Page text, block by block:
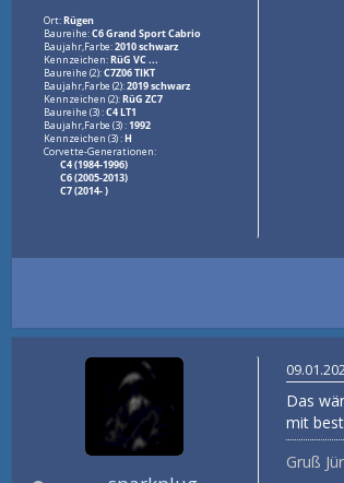
Ort:Rügen
Baureihe:C6 Grand Sport Cabrio
Baujahr,Farbe:2010 schwarz
Kennzeichen:RüG VC ...
Baureihe (2):C7Z06 TIKT
Baujahr,Farbe (2):2019 schwarz
Kennzeichen (2):RüG ZC7
Baureihe (3) :C4 LT1
Baujahr,Farbe (3) :1992
Kennzeichen (3) :H
Corvette-Generationen:
C4 (1984-1996)
C6 (2005-2013)
C7 (2014- )
Das
mit
Gruß